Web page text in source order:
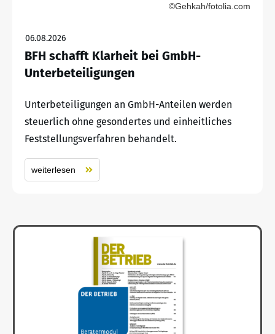
©Gehkah/fotolia.com
06.08.2026
BFH schafft Klarheit bei GmbH-
Unterbeteiligungen
Unterbeteiligungen an GmbH-Anteilen werden
steuerlich ohne gesondertes und einheitliches
Feststellungsverfahren behandelt.
weiterlesen